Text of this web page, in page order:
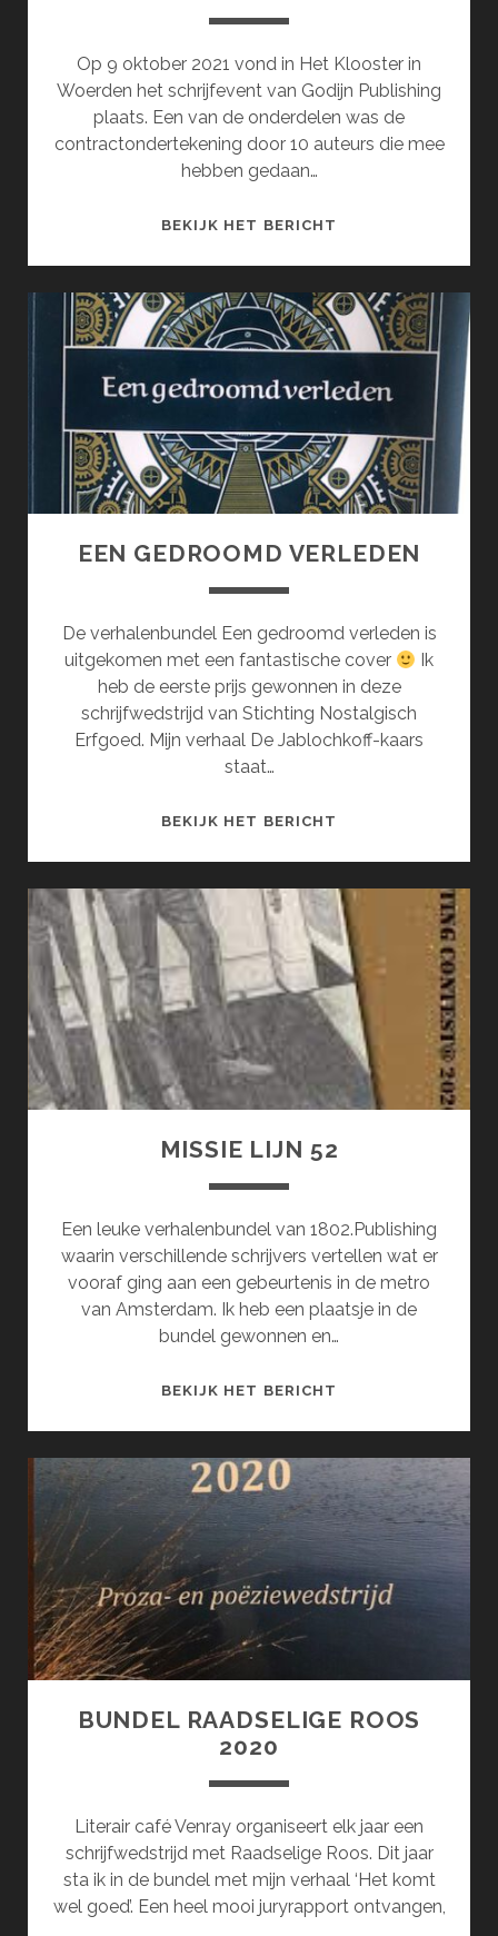
Op 9 oktober 2021 vond in Het Klooster in
Woerden het schrijfevent van Godijn Publishing
plaats. Een van de onderdelen was de
contractondertekening door 10 auteurs die mee
hebben gedaan…
BEKIJK HET BERICHT
EEN GEDROOMD VERLEDEN
De verhalenbundel Een gedroomd verleden is
uitgekomen met een fantastische cover
Ik
heb de eerste prijs gewonnen in deze
schrijfwedstrijd van Stichting Nostalgisch
Erfgoed. Mijn verhaal De Jablochkoff-kaars
staat…
BEKIJK HET BERICHT
MISSIE LIJN 52
Een leuke verhalenbundel van 1802.Publishing
waarin verschillende schrijvers vertellen wat er
vooraf ging aan een gebeurtenis in de metro
van Amsterdam. Ik heb een plaatsje in de
bundel gewonnen en…
BEKIJK HET BERICHT
BUNDEL RAADSELIGE ROOS
2020
Literair café Venray organiseert elk jaar een
schrijfwedstrijd met Raadselige Roos. Dit jaar
sta ik in de bundel met mijn verhaal ‘Het komt
wel goed’. Een heel mooi juryrapport ontvangen,